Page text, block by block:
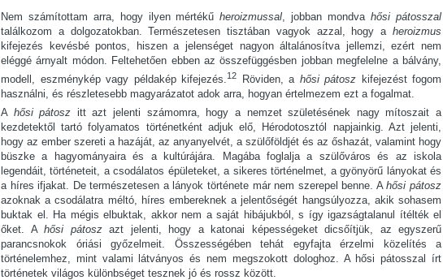
Nem számítottam arra, hogy ilyen mértékűheroizmussal , jobban mondvahősi pátosszal
találkozom a dolgozatokban. Természetesen tisztában vagyok azzal, hogy a heroizmus
kifejezés kevésbé pontos, hiszen a jelenséget nagyon általánosítva jellemzi, ezért nem
eléggé árnyalt módon. Feltehetően ebben az összefüggésben jobban megfelelne a bálvány,
modell, eszménykép vagy példakép kifejezés. 12 Röviden, a hősi pátosz kifejezést fogom
használni, és részletesebb magyarázatot adok arra, hogyan értelmezem ezt a fogalmat.
A hősi pátosz itt azt jelenti számomra, hogy a nemzet születésének nagy mítoszait a
kezdetektől tartó folyamatos történetként adjuk elő, Hérodotosztól napjainkig. Azt jelenti,
hogy az ember szereti a hazáját, az anyanyelvét, a szülőföldjét és az őshazát, valamint hogy
büszke a hagyományaira és a kultúrájára. Magába foglalja a szülőváros és az iskola
legendáit, történeteit, a csodálatos épületeket, a sikeres történelmet, a gyönyörű lányokat és
a híres ifjakat. De természetesen a lányok története már nem szerepel benne. Ahősi pátosz
azoknak a csodálatra méltó, híres embereknek a jelentőségét hangsúlyozza, akik sohasem
buktak el. Ha mégis elbuktak, akkor nem a saját hibájukból, s így igazságtalanul ítélték el
őket. A hősi pátoszazt jelenti, hogy a katonai képességeket dicsőítjük, az egyszerű
parancsnokok óriási győzelmeit. Összességében tehát egyfajta érzelmi közelítés a
történelemhez, mint valami látványos és nem megszokott dologhoz. A hősi pátosszal írt
történetek világos különbséget tesznek jó és rossz között.